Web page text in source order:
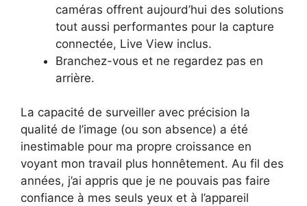
caméras offrent aujourd’hui des solutions
tout aussi performantes pour la capture
connectée, Live View inclus.
Branchez-vous et ne regardez pas en
arrière.
La capacité de surveiller avec précision la
qualité de l’image (ou son absence) a été
inestimable pour ma propre croissance en
voyant mon travail plus honnêtement. Au fil des
années, j’ai appris que je ne pouvais pas faire
confiance à mes seuls yeux et à l’appareil